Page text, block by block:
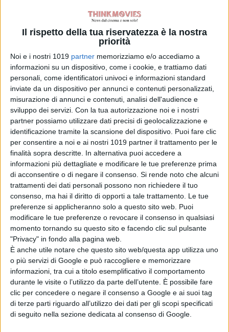
Il rispetto della tua riservatezza è la nostra
priorità
Noi e i nostri 1019 partner memorizziamo e/o accediamo a
informazioni su un dispositivo, come i cookie, e trattiamo dati
personali, come identificatori univoci e informazioni standard
inviate da un dispositivo per annunci e contenuti personalizzati,
misurazione di annunci e contenuti, analisi dell'audience e
sviluppo dei servizi. Con la tua autorizzazione noi e i nostri
partner possiamo utilizzare dati precisi di geolocalizzazione e
identificazione tramite la scansione del dispositivo. Puoi fare clic
per consentire a noi e ai nostri 1019 partner il trattamento per le
finalità sopra descritte. In alternativa puoi accedere a
informazioni più dettagliate e modificare le tue preferenze prima
di acconsentire o di negare il consenso. Si rende noto che alcuni
trattamenti dei dati personali possono non richiedere il tuo
consenso, ma hai il diritto di opporti a tale trattamento. Le tue
preferenze si applicheranno solo a questo sito web. Puoi
modificare le tue preferenze o revocare il consenso in qualsiasi
momento tornando su questo sito e facendo clic sul pulsante
"Privacy" in fondo alla pagina web.
È anche utile notare che questo sito web/questa app utilizza uno
o più servizi di Google e può raccogliere e memorizzare
informazioni, tra cui a titolo esemplificativo il comportamento
durante le visite o l’utilizzo da parte dell’utente. È possibile fare
clic per concedere o negare il consenso a Google e ai suoi tag
di terze parti riguardo all’utilizzo dei dati per gli scopi specificati
di seguito nella sezione dedicata al consenso di Google.